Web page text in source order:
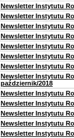
Newsletter Instytutu
Newsletter Instytutu
Newsletter Instytutu
Newsletter Instytutu
Newsletter Instytutu
Newsletter Instytutu
Newsletter Instytutu
Newsletter Instytutu
październik/2018
Newsletter Instytutu
Newsletter Instytutu
Newsletter Instytutu
Newsletter Instytutu
Newsletter Instytutu